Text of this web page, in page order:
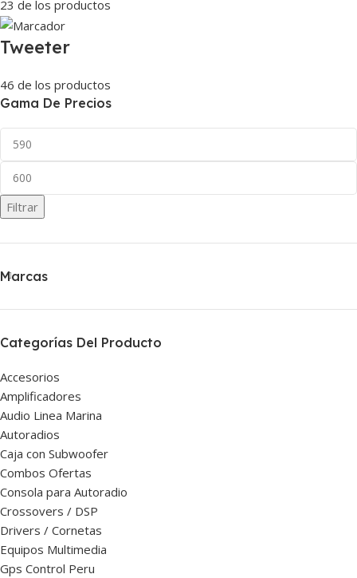
23 de los productos
Tweeter
46 de los productos
Gama De Precios
Filtrar
Marcas
Categorías Del Producto
Accesorios
Amplificadores
Audio Linea Marina
Autoradios
Caja con Subwoofer
Combos Ofertas
Consola para Autoradio
Crossovers / DSP
Drivers / Cornetas
Equipos Multimedia
Gps Control Peru